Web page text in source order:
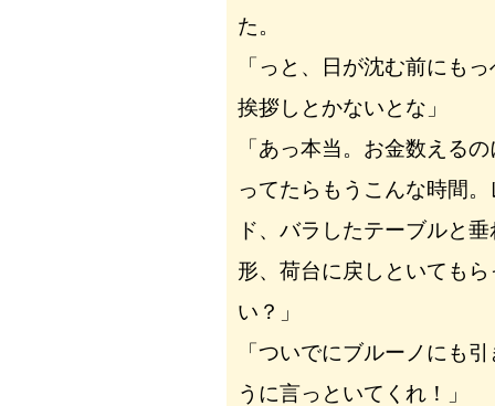
た。
「っと、日が沈む前にも
挨拶しとかないとな」
「あっ本当。お金数える
ってたらもうこんな時間
ド、バラしたテーブルと
形、荷台に戻しといてもら
い？」
「ついでにブルーノにも
うに言っといてくれ！」